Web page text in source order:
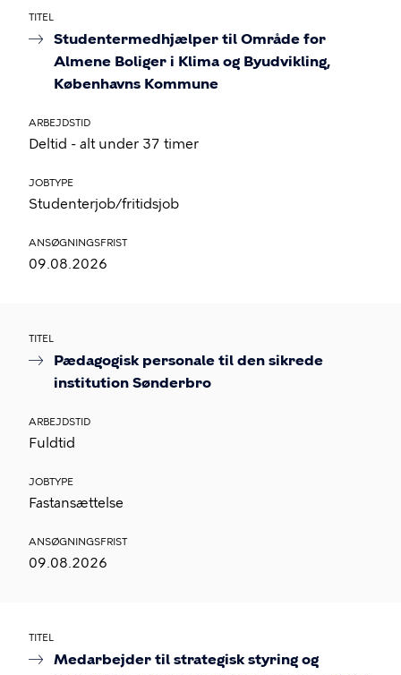
TITEL
Studentermedhjælper til Område for
Almene Boliger i Klima og Byudvikling,
Københavns Kommune
ARBEJDSTID
Deltid - alt under 37 timer
JOBTYPE
Studenterjob/fritidsjob
ANSØGNINGSFRIST
09.08.2026
TITEL
Pædagogisk personale til den sikrede
institution Sønderbro
ARBEJDSTID
Fuldtid
JOBTYPE
Fastansættelse
ANSØGNINGSFRIST
09.08.2026
TITEL
Medarbejder til strategisk styring og